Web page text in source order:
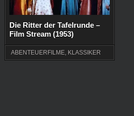
Die Ritter der Tafelrunde –
Film Stream (1953)
ABENTEUERFILME KLASSIKER